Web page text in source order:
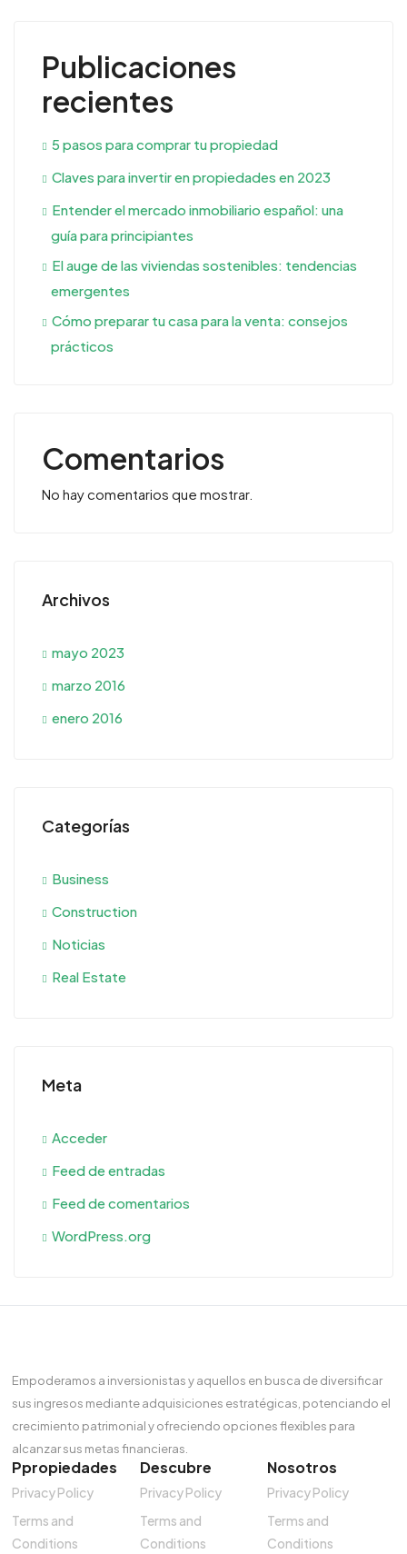
Publicaciones
recientes
5 pasos para comprar tu propiedad
Claves para invertir en propiedades en 2023
Entender el mercado inmobiliario español: una
guía para principiantes
El auge de las viviendas sostenibles: tendencias
emergentes
Cómo preparar tu casa para la venta: consejos
prácticos
Comentarios
No hay comentarios que mostrar.
Archivos
mayo 2023
marzo 2016
enero 2016
Categorías
Business
Construction
Noticias
Real Estate
Meta
Acceder
Feed de entradas
Feed de comentarios
WordPress.org
Empoderamos a inversionistas y aquellos en busca de diversificar
sus ingresos mediante adquisiciones estratégicas, potenciando el
crecimiento patrimonial y ofreciendo opciones flexibles para
alcanzar sus metas financieras.
Ppropiedades
Privacy Policy
Terms and
Conditions
Descubre
Privacy Policy
Terms and
Conditions
Nosotros
Privacy Policy
Terms and
Conditions